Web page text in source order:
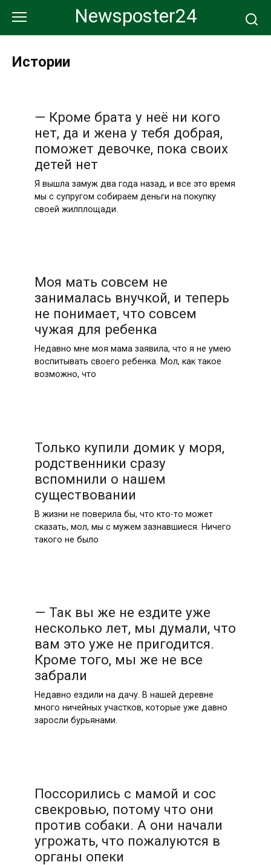
контенту
Newsposter24
Истории
— Кроме брата у неё ни кого
нет, да и жена у тебя добрая,
поможет девочке, пока своих
детей нет
Я вышла замуж два года назад, и все это время
мы с супругом собираем деньги на покупку
своей жилплощади.
Моя мать совсем не
занималась внучкой, и теперь
не понимает, что совсем
чужая для ребенка
Недавно мне моя мама заявила, что я не умею
воспитывать своего ребенка. Мол, как такое
возможно, что
Только купили домик у моря,
родственники сразу
вспомнили о нашем
существовании
В жизни не поверила бы, что кто-то может
сказать, мол, мы с мужем зазнавшиеся. Ничего
такого не было
— Так вы же не ездите уже
несколько лет, мы думали, что
вам это уже не пригодится.
Кроме того, мы же не все
забрали
Недавно ездили на дачу. В нашей деревне
много ничейных участков, которые уже давно
заросли бурьянами.
Поссорились с мамой и сос
свекровью, потому что они
против собаки. А они начали
угрожать, что пожалуются в
органы опеки